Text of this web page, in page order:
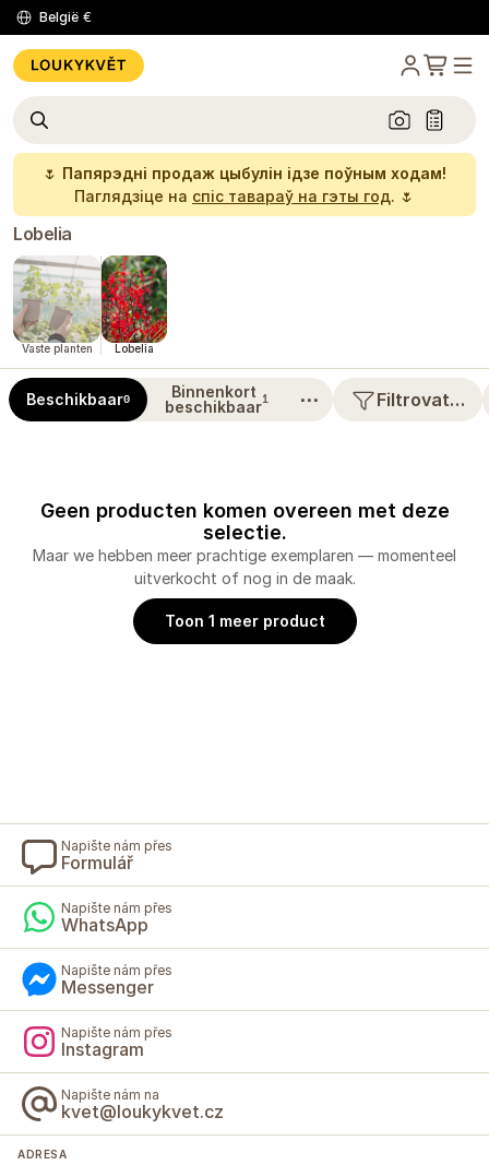
België €
🌷 Папярэдні продаж цыбулін ідзе поўным ходам!
Паглядзіце на спіс тавараў на гэты год. 🌷
Lobelia
Vaste planten Lobelia
Beschikbaar0
Binnenkort
beschikbaar1 ⋯ Filtrovat…
Geen producten komen overeen met deze
selectie.
Maar we hebben meer prachtige exemplaren — momenteel
uitverkocht of nog in de maak.
Toon 1 meer product
Napište nám přes
Formulář
Napište nám přes
WhatsApp
Napište nám přes
Messenger
Napište nám přes
Instagram
Napište nám na
kvet@loukykvet.cz
ADRESA